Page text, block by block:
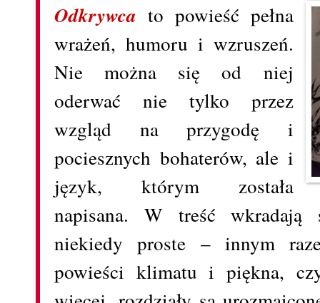
Odkrywca to powieść pełna
wrażeń, humoru i wzruszeń.
Nie można się od niej
oderwać nie tylko przez
wzgląd na przygodę i
pociesznych bohaterów, ale i
język, którym została
napisana. W treść wkradają
niekiedy proste – innym
powieści klimatu i piękna,